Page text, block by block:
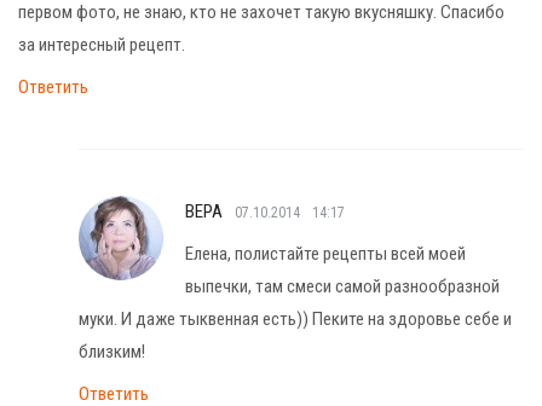
первом фото, не знаю, кто не захочет такую вкусняшку. Спасибо
за интересный рецепт.
Ответить
ВЕРА 07.10.2014 14:17
Елена, полистайте рецепты всей моей
выпечки, там смеси самой разнообразной
муки. И даже тыквенная есть)) Пеките на здоровье себе и
близким!
Ответить